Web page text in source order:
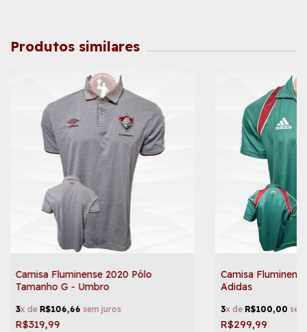
Produtos similares
Camisa Fluminense 2020 Pólo
Tamanho G - Umbro
3x de R$106,66 sem juros
R$319,99
Camisa
Adidas
3x de R$100,00
R$299,99